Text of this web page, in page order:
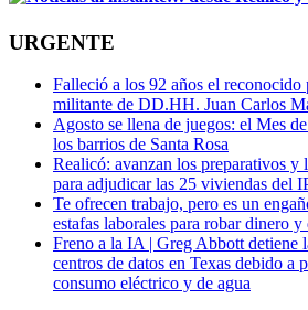
URGENTE
Falleció a los 92 años el reconocido
militante de DD.HH. Juan Carlos
Agosto se llena de juegos: el Mes
los barrios de Santa Rosa
Realicó: avanzan los preparativos y
para adjudicar las 25 viviendas del
Te ofrecen trabajo, pero es un
estafas laborales para robar dinero y
Freno a la IA | Greg Abbott detiene
centros de datos en Texas debido a
consumo eléctrico y de agua